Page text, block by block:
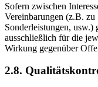
Sofern zwischen
Vereinbarungen (z.B.
Sonderleistungen, usw.)
ausschließlich für die
Wirkung gegenüber
2.8.